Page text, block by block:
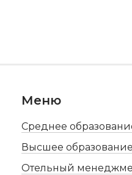
Меню
Среднее
Высшее образование
Отельный